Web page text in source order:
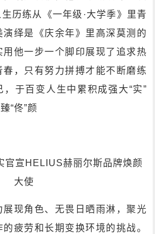
历练从《一年级·大学季》里青
绎是《庆余年》里高深莫测的
他一步一个脚印展现了追求热
，只有努力拼搏才能不断磨练
于百变人生中累积成强大“实”
“佟”颜
宣HELIUS赫丽尔斯品牌焕颜
大使
现角色、无畏日晒雨淋，聚光
疲劳和长期变换环境的挑战。